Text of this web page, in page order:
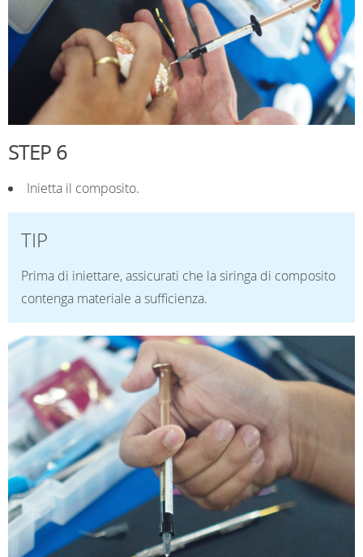
STEP 6
Inietta il composito.
TIP
Prima di iniettare, assicurati che la siringa di composito
contenga materiale a sufficienza.